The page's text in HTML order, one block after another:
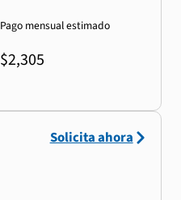
Pago mensual estimado
$2,305
Solicita ahora